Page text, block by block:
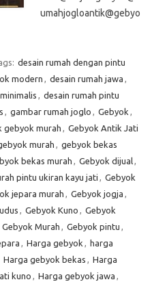
umahjogloantik@gebyo
desain rumah dengan pintu
modern , desain rumah jawa ,
, desain rumah pintu
, gambar rumah joglo , Gebyok ,
gebyok murah , Gebyok Antik Jati
murah , gebyok bekas
bekas murah , Gebyok dijual,
pintu ukiran kayu jati , Gebyok
jepara murah , Gebyok jogja ,
, Gebyok Kuno , Gebyok
Gebyok Murah , Gebyok pintu ,
, Harga gebyok , harga
Harga gebyok bekas , Harga
kuno , Harga gebyok jawa ,